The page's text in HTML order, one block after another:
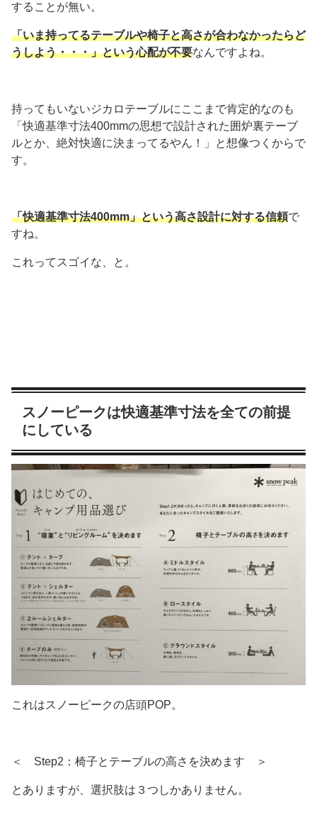
することが無い。
「いま持ってるテーブルや椅子と高さが合わなかったらど
うしよう・・・」という心配が不要なんですよね。
持ってもいないジカロテーブルにここまで肯定的なのも
「快適基準寸法400mmの思想で設計された囲炉裏テーブ
ルとか、絶対快適に決まってるやん！」と想像つくからで
す。
「快適基準寸法400mm」という高さ設計に対する信頼で
すね。
これってスゴイな、と。
スノーピークは快適基準寸法を全ての前提
にしている
これはスノーピークの店頭POP。
＜ Step2：椅子とテーブルの高さを決めます ＞
とありますが、選択肢は３つしかありません。